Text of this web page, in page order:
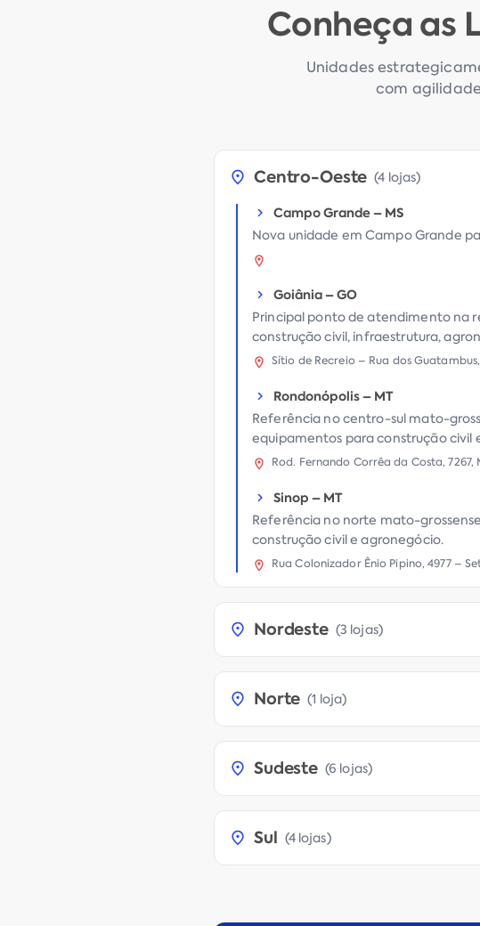
Conheça as
Unidades
com
Centro-Oeste (4 lojas)
Campo Grande– MS
Nova unidade em Campo Grande
Goiânia–GO
Principal ponto de atendimento na
construção civil, infraestrutura,
Sítio de Recreio – Rua dos
Rondonópolis– MT
Referência no centro-sul mato-
equipamentos para construção civil
Rod. Fernando Corrêa da Costa,
Sinop – MT
Referência no norte mato-
construção civil e agronegócio.
Rua Colonizador Ênio Pipino, 4977 –
Nordeste (3 lojas)
Norte (1 loja)
Sudeste (6 lojas)
Sul (4 lojas)